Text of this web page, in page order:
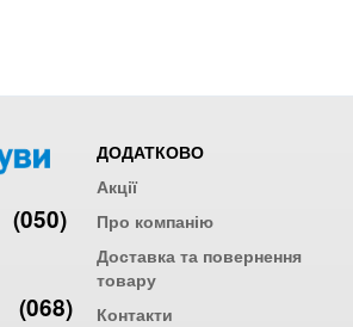
(050)
(068)
ДОДАТКОВО
Акції
Про компанію
Доставка та повернення
товару
Контакти